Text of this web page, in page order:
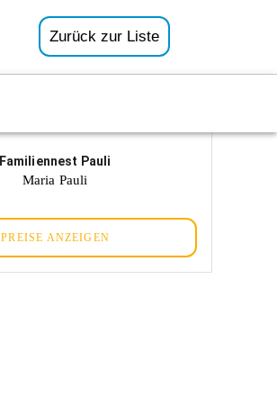
Zurück zur Liste
Familiennest Pauli
Maria Pauli
PREISE ANZEIGEN